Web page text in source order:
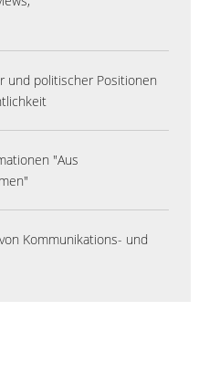
und politischer Positionen
"Aus
Kommunikations- und